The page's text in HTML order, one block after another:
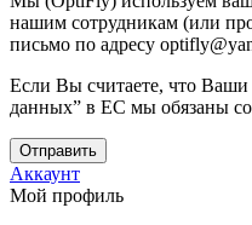
нашим сотрудникам (или
письмо по адресу
Если Вы считаете, что Ваши
данных” в ЕС мы обязаны
Отправить
Аккаунт
Мой профиль